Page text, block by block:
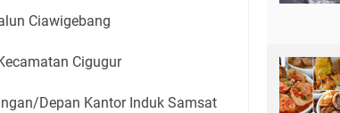
Ciawigebang
Cigugur
Depan Kantor Induk Samsat